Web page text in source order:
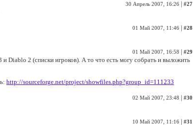
30 Апрель 2007, 16:26 #27
01 Май 2007, 11:46 #28
01 Май 2007, 16:58 #29
и Diablo 2 (списки игроков). А то что есть могу собрать и выложить
http://sourceforge.net/project/showfiles.php?group_id=111233
02 Май 2007, 23:48 #30
10 Май 2007, 11:16 #31